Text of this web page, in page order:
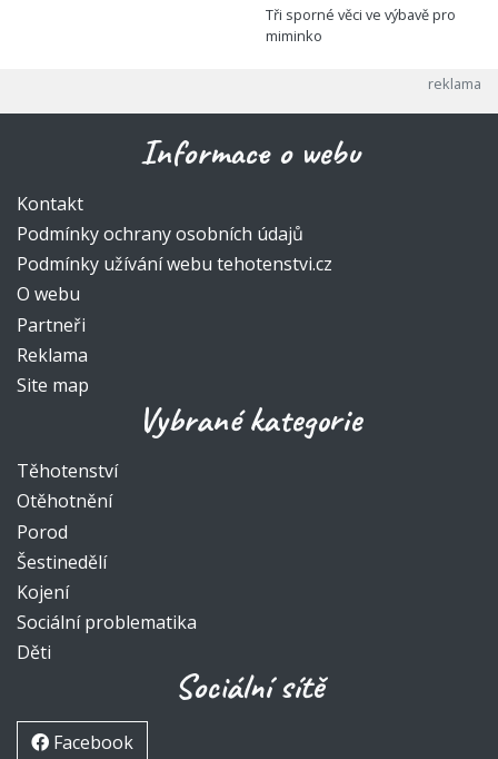
Tři sporné věci ve výbavě pro
miminko
Informace o webu
Kontakt
Podmínky ochrany osobních údajů
Podmínky užívání webu tehotenstvi.cz
O webu
Partneři
Reklama
Site map
Vybrané kategorie
Těhotenství
Otěhotnění
Porod
Šestinedělí
Kojení
Sociální problematika
Děti
Sociální sítě
Facebook